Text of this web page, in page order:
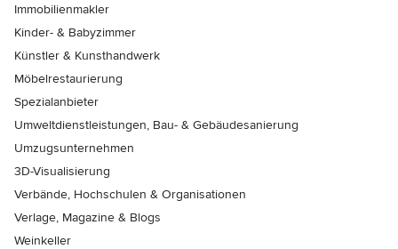
Immobilienmakler
Kinder- & Babyzimmer
Künstler & Kunsthandwerk
Möbelrestaurierung
Spezialanbieter
Umweltdienstleistungen, Bau- & Gebäudesanierung
Umzugsunternehmen
3D-Visualisierung
Verbände, Hochschulen & Organisationen
Verlage, Magazine & Blogs
Weinkeller